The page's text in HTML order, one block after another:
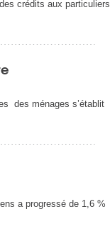
crédits aux particuliers
des ménages s’établit
a progressé de 1,6 %